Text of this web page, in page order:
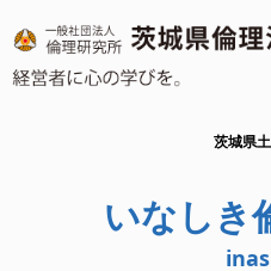
茨城県
いなしき